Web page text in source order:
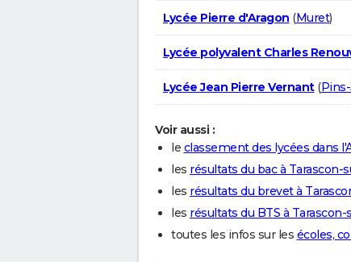
Lycée Pierre d'Aragon (Muret)
Lycée polyvalent Charles
Lycée Jean Pierre Vernant(
Voir aussi :
le classement des lycées dans
les résultats du bac à Tarascon-
les résultats du brevet à
les résultats du BTS à
toutes les infos sur les écoles,